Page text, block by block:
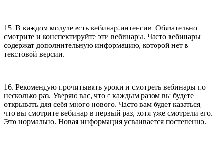
15. В каждом модуле есть вебинар-интенсив. Обязательно
смотрите и конспектируйте эти вебинары. Часто вебинары
содержат дополнительную информацию, которой нет в
текстовой версии.
16. Рекомендую прочитывать уроки и смотреть вебинары по
несколько раз. Уверяю вас, что с каждым разом вы будете
открывать для себя много нового. Часто вам будет казаться,
что вы смотрите вебинар в первый раз, хотя уже смотрели его.
Это нормально. Новая информация усваивается постепенно.